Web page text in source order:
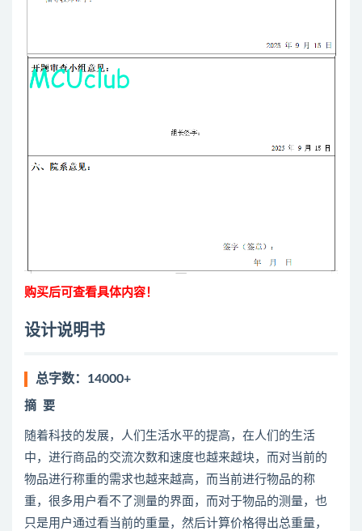
购买后可查看具体内容！
设计说明书
总字数：14000+
摘 要
随着科技的发展，人们生活水平的提高，在人们的生活
中，进行商品的交流次数和速度也越来越块，而对当前的
物品进行称重的需求也越来越高，而当前进行物品的称
重，很多用户看不了测量的界面，而对于物品的测量，也
只是用户通过看当前的重量，然后计算价格得出总重量，